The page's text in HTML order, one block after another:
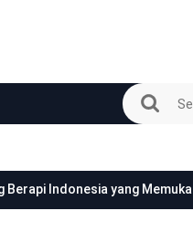
Berapi Indonesia yang